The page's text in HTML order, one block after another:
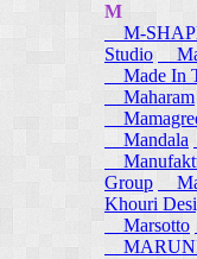
M
M-
Studio
Made In
Maharam
Mandala
Group
Khouri
Marsotto